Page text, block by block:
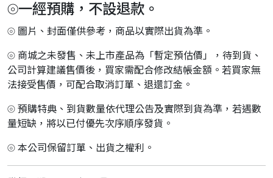
⦾一經預購，不設退款。
⦾ 圖片、封面僅供參考，商品以實際出貨為準。
⦾ 商城之未發售、未上市產品為「暫定預估價」，待到貨、
公司計算建議售價後，買家需配合修改結帳金額。若買家無
法接受售價，可配合取消訂單、退還訂金。
⦾ 預購特典、到貨數量依代理公告及實際到貨為準，若遇數
量短缺，將以已付優先次序順序發貨。
⦾ 本公司保留訂單、出貨之權利。